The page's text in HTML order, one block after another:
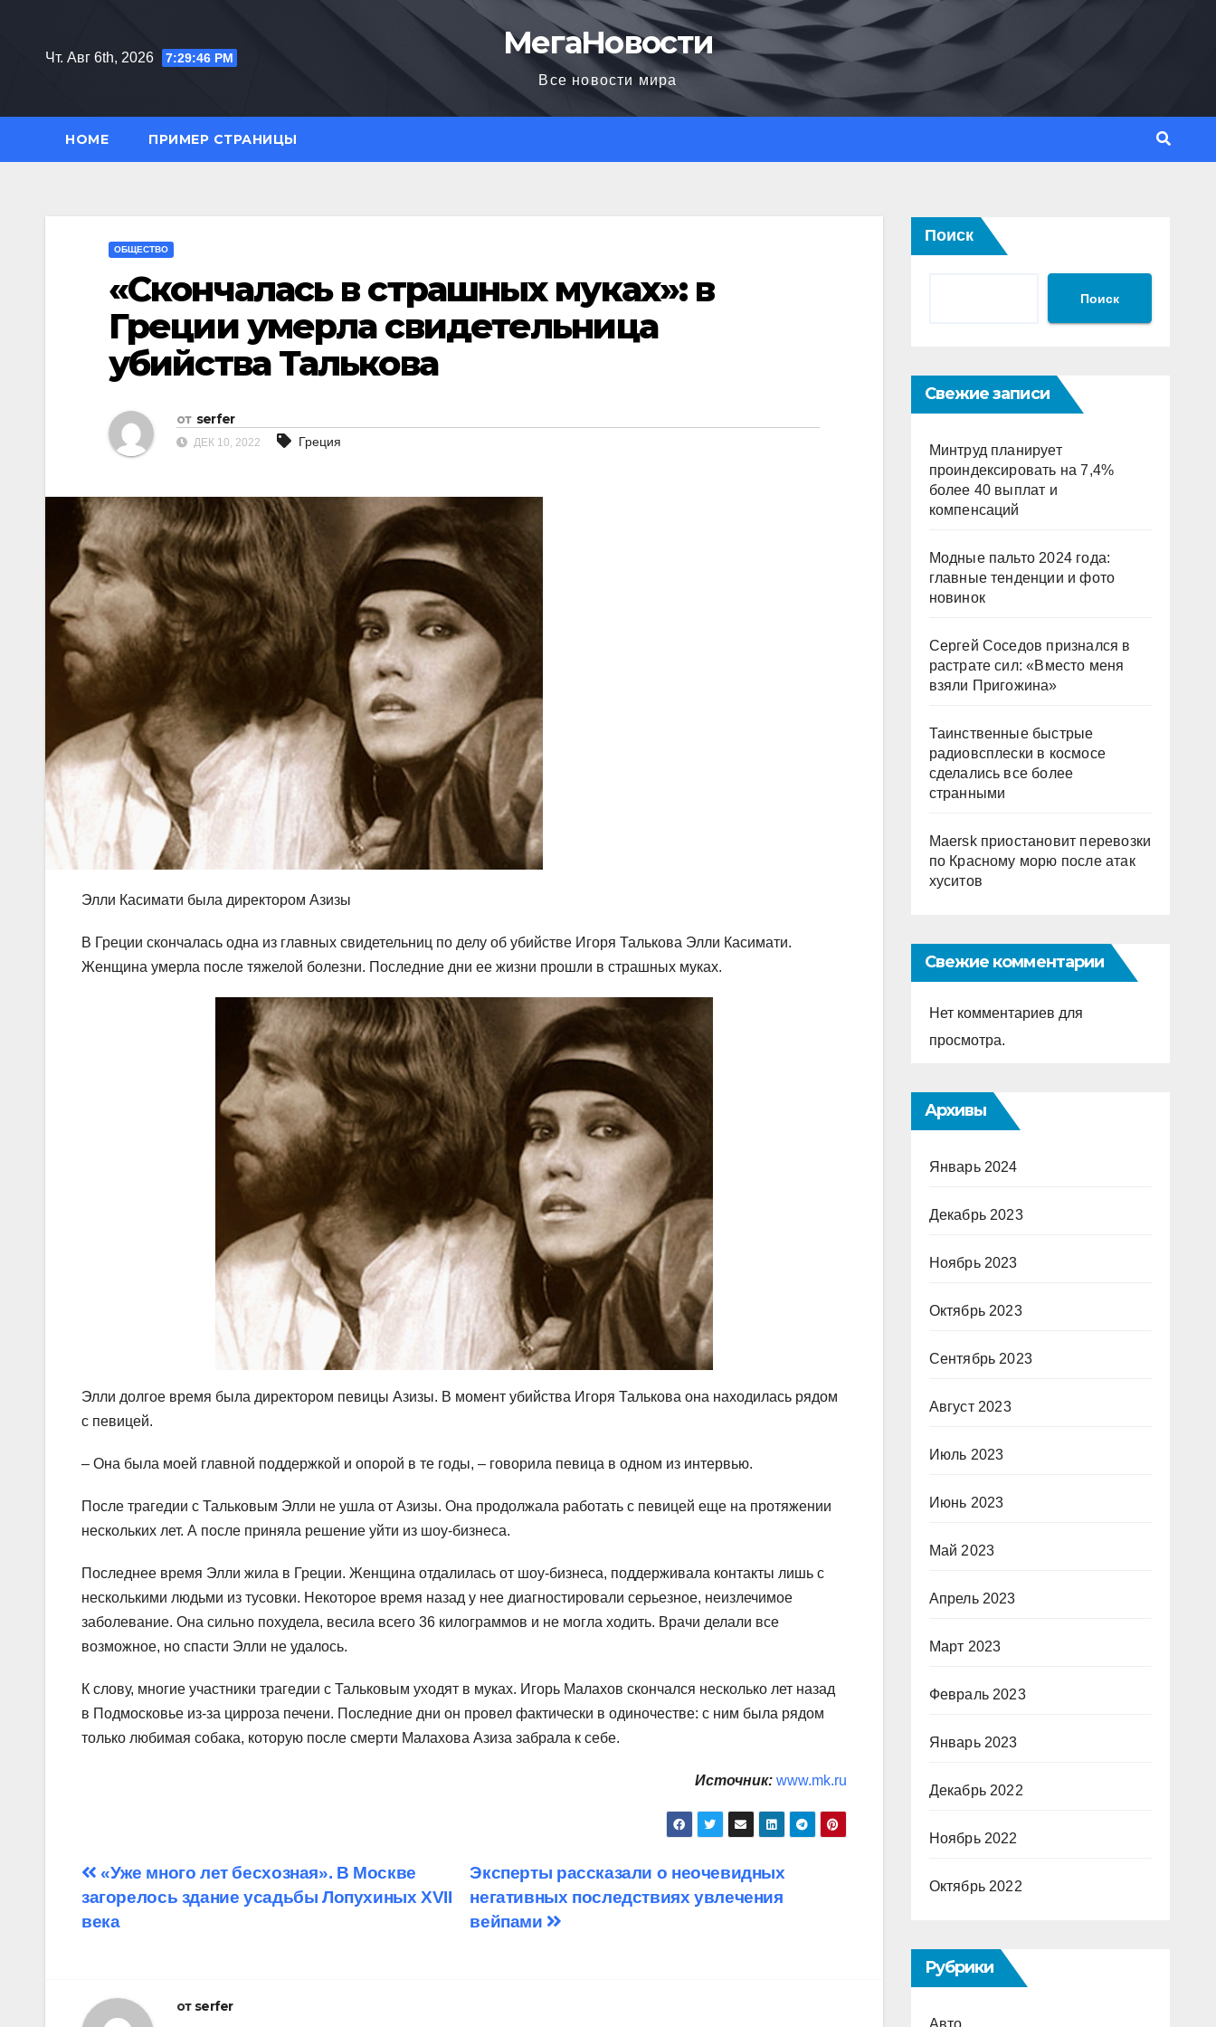
содержимому
Чт. Авг 6th, 2026 7:29:48 PM МегаНовости
Все новости мира
HOME ПРИМЕР СТРАНИЦЫ
ОБЩЕСТВО
«Скончалась в страшных муках»: в
Греции умерла свидетельница
убийства Талькова
от serfer
ДЕК 10, 2022 Греция
Элли Касимати была директором Азизы
В Греции скончалась одна из главных свидетельниц по делу об убийстве Игоря Талькова Элли Касимати.
Женщина умерла после тяжелой болезни. Последние дни ее жизни прошли в страшных муках.
Элли долгое время была директором певицы Азизы. В момент убийства Игоря Талькова она находилась рядом
с певицей.
– Она была моей главной поддержкой и опорой в те годы, – говорила певица в одном из интервью.
После трагедии с Тальковым Элли не ушла от Азизы. Она продолжала работать с певицей еще на протяжении
нескольких лет. А после приняла решение уйти из шоу-бизнеса.
Последнее время Элли жила в Греции. Женщина отдалилась от шоу-бизнеса, поддерживала контакты лишь с
несколькими людьми из тусовки. Некоторое время назад у нее диагностировали серьезное, неизлечимое
заболевание. Она сильно похудела, весила всего 36 килограммов и не могла ходить. Врачи делали все
возможное, но спасти Элли не удалось.
К слову, многие участники трагедии с Тальковым уходят в муках. Игорь Малахов скончался несколько лет назад
в Подмосковье из-за цирроза печени. Последние дни он провел фактически в одиночестве: с ним была рядом
только любимая собака, которую после смерти Малахова Азиза забрала к себе.
Источник: www.mk.ru
Навигация
по
Эксперты рассказали о неочевидных
негативных последствиях увлечения
вейпами
«Уже много лет бесхозная». В Москве
загорелось здание усадьбы Лопухиных XVII
века
от serfer
Поиск
Поиск
Свежие записи
Минтруд планирует
проиндексировать на 7,4%
более 40 выплат и
компенсаций
Модные пальто 2024 года:
главные тенденции и фото
новинок
Сергей Соседов признался в
растрате сил: «Вместо меня
взяли Пригожина»
Таинственные быстрые
радиовсплески в космосе
сделались все более
странными
Maersk приостановит перевозки
по Красному морю после атак
хуситов
Свежие комментарии
Нет комментариев для
просмотра.
Архивы
Январь 2024
Декабрь 2023
Ноябрь 2023
Октябрь 2023
Сентябрь 2023
Август 2023
Июль 2023
Июнь 2023
Май 2023
Апрель 2023
Март 2023
Февраль 2023
Январь 2023
Декабрь 2022
Ноябрь 2022
Октябрь 2022
Рубрики
Авто